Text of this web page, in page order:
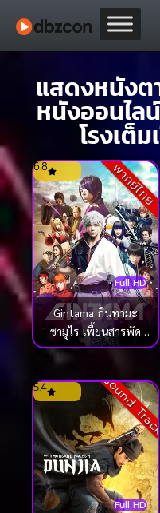
แสดงหนังต
หนังออนไล
โรงเต็
พากย์ไทย
Full HD
6.8
Gintama กินทามะ
ซามูไร เพี้ยนสารพัด
(2017)
Sound Track
Full HD
5.4